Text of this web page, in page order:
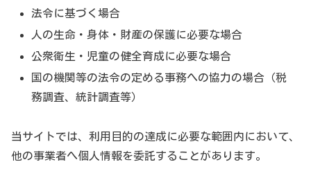
法令に基づく場合
人の生命・身体・財産の保護に必要な場合
公衆衛生・児童の健全育成に必要な場合
国の機関等の法令の定める事務への協力の場合（税
務調査、統計調査等）
当サイトでは、利用目的の達成に必要な範囲内において、
他の事業者へ個人情報を委託することがあります。